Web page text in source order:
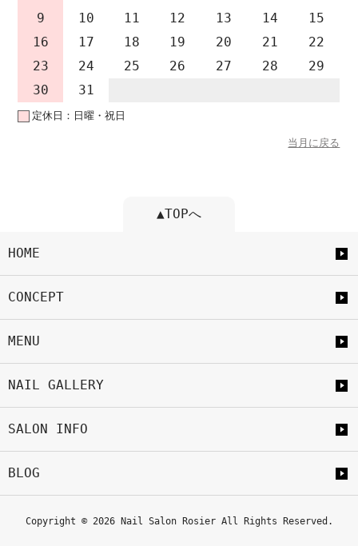
9
10 11 12 13 14
15
16
17 18 19 20 21
22
23
24 25 26 27 28
29
30
31
定休日：日曜・祝日
当月に戻る
▲TOPへ
HOME
CONCEPT
MENU
NAIL GALLERY
SALON INFO
BLOG
Copyright © 2026 Nail Salon Rosier All Rights Reserved.